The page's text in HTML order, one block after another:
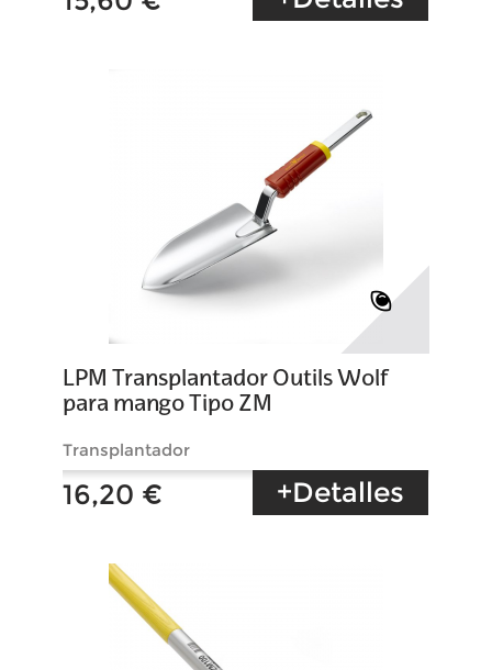
LPM Transplantador Outils Wolf
para mango Tipo ZM
Transplantador
16,20 € +Detalles